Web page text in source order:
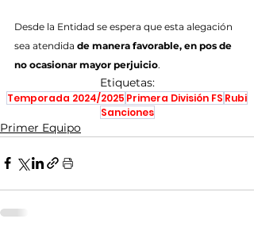
Desde la Entidad se espera que esta alegación
sea atendida de manera favorable, en pos de
no ocasionar mayor perjuicio.
Etiquetas:
Temporada 2024/2025 Primera División FS Rubi
Sanciones
Primer Equipo